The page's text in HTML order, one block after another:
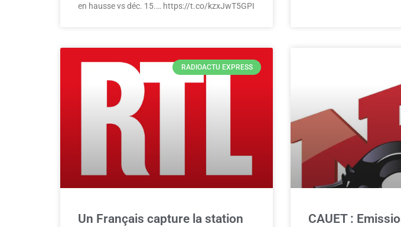
en hausse vs déc. 15.… https://t.co/kzxJwT5GPI
RADIOACTU EXPRESS
Un Français capture la station
CAUET :